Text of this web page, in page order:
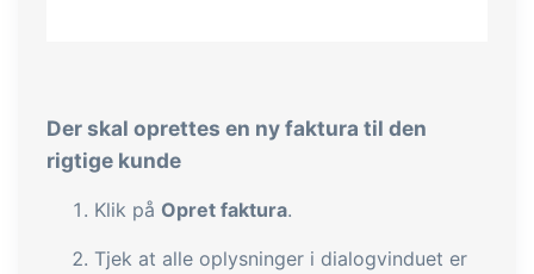
Der skal oprettes en ny faktura til den
rigtige kunde
Klik på Opret faktura.
Tjek at alle oplysninger i dialogvinduet er